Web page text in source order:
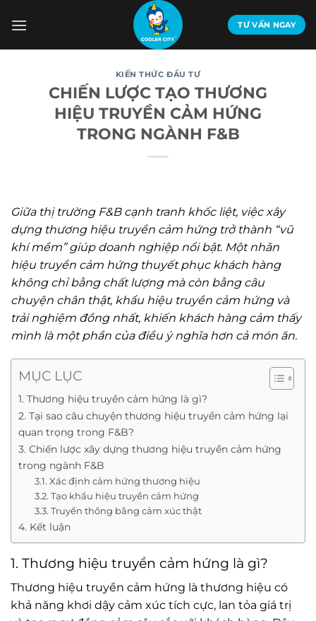
qua
TƯ VẤN NGAY
KIẾN THỨC ĐẦU TƯ
CHIẾN LƯỢC TẠO THƯƠNG
HIỆU TRUYỀN CẢM HỨNG
TRONG NGÀNH F&B
Giữa thị trường F&B cạnh tranh khốc liệt, việc xây
dựng thương hiệu truyền cảm hứng trở thành “vũ
khí mềm” giúp doanh nghiệp nổi bật. Một nhãn
hiệu truyền cảm hứng thuyết phục khách hàng
không chỉ bằng chất lượng mà còn bằng câu
chuyện chân thật, khẩu hiệu truyền cảm hứng và
trải nghiệm đồng nhất, khiến khách hàng cảm thấy
mình là một phần của điều ý nghĩa hơn cả món ăn.
MỤC LỤC
1. Thương hiệu truyền cảm hứng là gì?
2. Tại sao câu chuyện thương hiệu truyền cảm hứng lại
quan trọng trong F&B?
3. Chiến lược xây dựng thương hiệu truyền cảm hứng
trong ngành F&B
3.1. Xác định cảm hứng thương hiệu
3.2. Tạo khẩu hiệu truyền cảm hứng
3.3. Truyền thông bằng cảm xúc thật
4. Kết luận
1. Thương hiệu truyền cảm hứng là gì?
Thương hiệu truyền cảm hứng là thương hiệu có
khả năng khơi dậy cảm xúc tích cực, lan tỏa giá trị